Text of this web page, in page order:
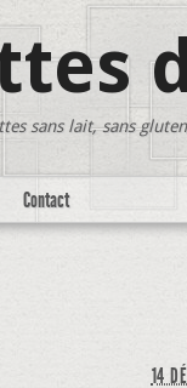
sans lait, sans
Contact
14